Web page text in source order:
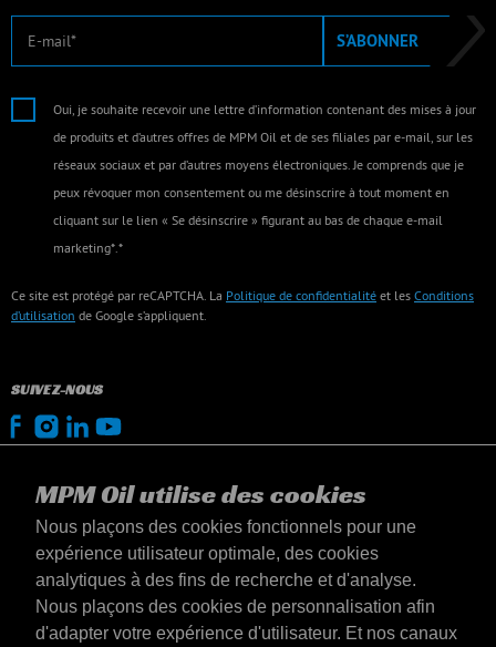
MPM Oil utilise des cookies
Nous plaçons des cookies fonctionnels pour une
expérience utilisateur optimale, des cookies
analytiques à des fins de recherche et d'analyse.
Nous plaçons des cookies de personnalisation afin
d'adapter votre expérience d'utilisateur. Et nos canaux
E-mail S’ABONNER
Oui, je souhaite recevoir une lettre d’information contenant des mises à jour
de produits et d’autres offres de MPM Oil et de ses filiales par e-mail, sur les
réseaux sociaux et par d’autres moyens électroniques. Je comprends que je
peux révoquer mon consentement ou me désinscrire à tout moment en
cliquant sur le lien « Se désinscrire » figurant au bas de chaque e-mail
marketing*.*
Ce site est protégé par reCAPTCHA. La Politique de confidentialité et les Conditions
d’utilisation de Google s’appliquent.
SUIVEZ-NOUS